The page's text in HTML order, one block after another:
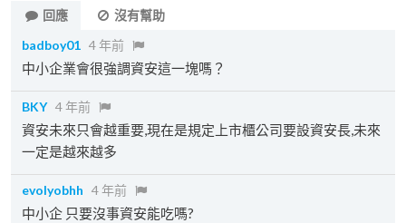
回應
沒有幫助
badboy01 4 年前
中小企業會很強調資安這一塊嗎？
BKY 4 年前
資安未來只會越重要,現在是規定上市櫃公司要設資安長,未來
一定是越來越多
evolyobhh 4 年前
中小企 只要沒事資安能吃嗎?